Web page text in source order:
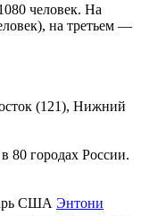
человек. На
на третьем —
(121), Нижний
80 городах России.
США Энтони